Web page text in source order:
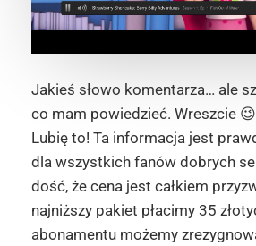
Jakieś słowo komentarza… ale
co mam powiedzieć. Wreszcie
Lubię to! Ta informacja jest
dla wszystkich fanów dobrych
dość, że cena jest całkiem
najniższy pakiet płacimy 35
abonamentu możemy